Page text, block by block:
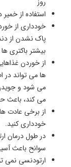
استفاده از
خودداری از
پاک نشدن از
بیشتر باکتری
از خوردن
ها می تواند
می شود و
می کند، باعث
از برخی عادت
خودداری کنید.
در طول درمان
سوانح باعث
ارتودنسی نمی